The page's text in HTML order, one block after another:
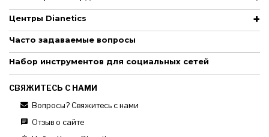
Центры Dianetics
Часто задаваемые вопросы
Набор инструментов для социальных сетей
СВЯЖИТЕСЬ С НАМИ
Вопросы? Свяжитесь с нами
Отзыв о сайте